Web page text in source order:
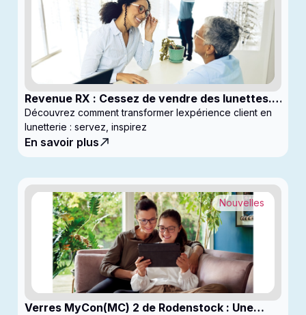
Revenue RX : Cessez de vendre des lunettes.
Commencez à générer des profits
Découvrez comment transformer lexpérience client en
lunetterie : servez, inspirez
En savoir plus
Verres MyCon(MC) 2 de Rodenstock : Une
Nouvelles